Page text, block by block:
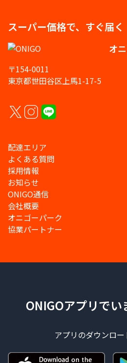
スーパー価格で、すぐ届く
オ
〒154-0011
東京都世田谷区上馬1-17-5
配達エリア
よくある質問
採用情報
お知らせ
ONIGO通信
会社概要
オニゴーパーク
協業パートナー
ONIGOアプリで
アプリのダウンロー